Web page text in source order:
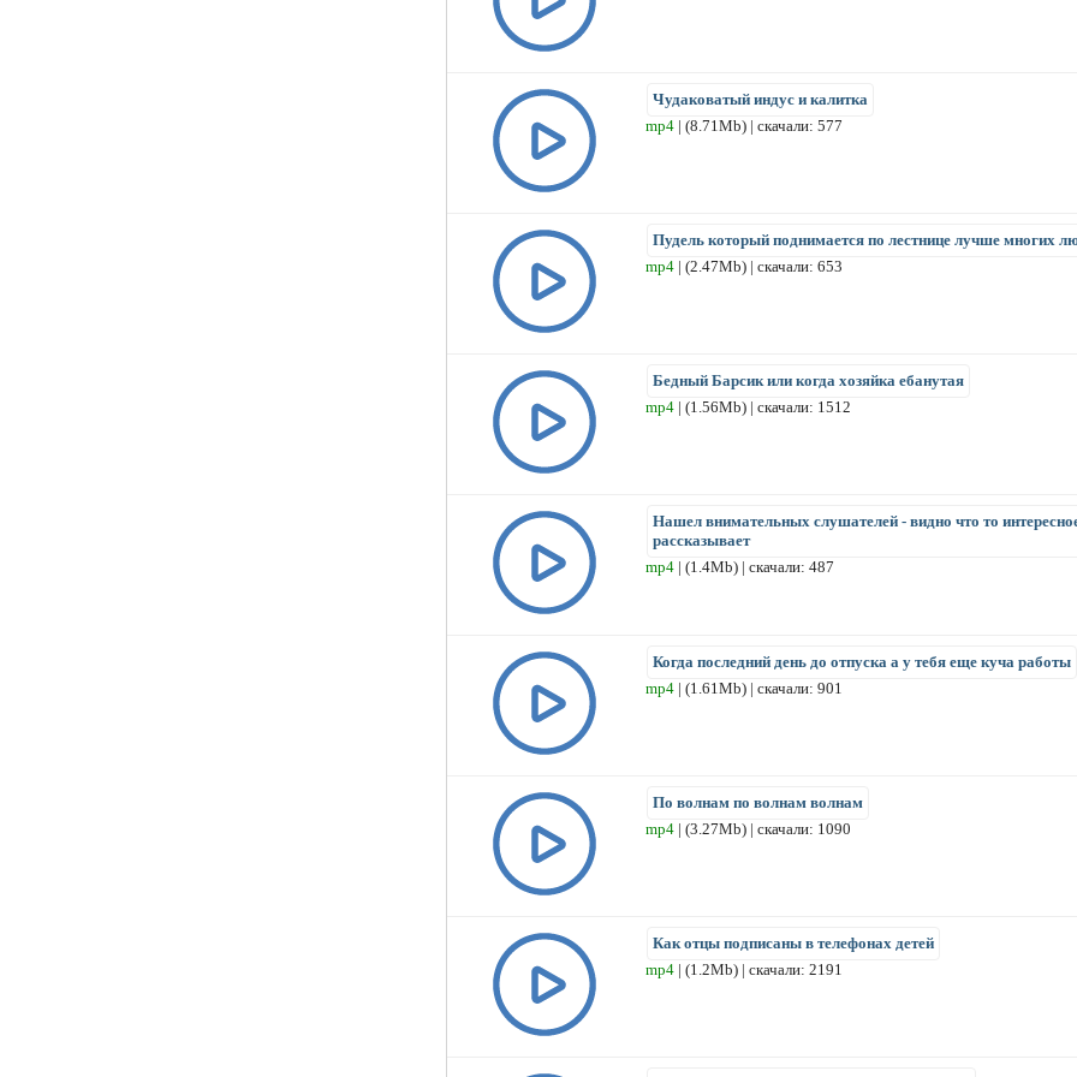
Чудаковатый индус и калитка
mp4 | (8.71Mb) | скачали: 577
Пудель который поднимается по лестнице лучше многих
mp4 | (2.47Mb) | скачали: 653
Бедный Барсик или когда хозяйка ебанутая
mp4 | (1.56Mb) | скачали: 1512
Нашел внимательных слушателей - видно что то
рассказывает
mp4 | (1.4Mb) | скачали: 487
Когда последний день до отпуска а у тебя еще куча работы
mp4 | (1.61Mb) | скачали: 901
По волнам по волнам волнам
mp4 | (3.27Mb) | скачали: 1090
Как отцы подписаны в телефонах детей
mp4 | (1.2Mb) | скачали: 2191